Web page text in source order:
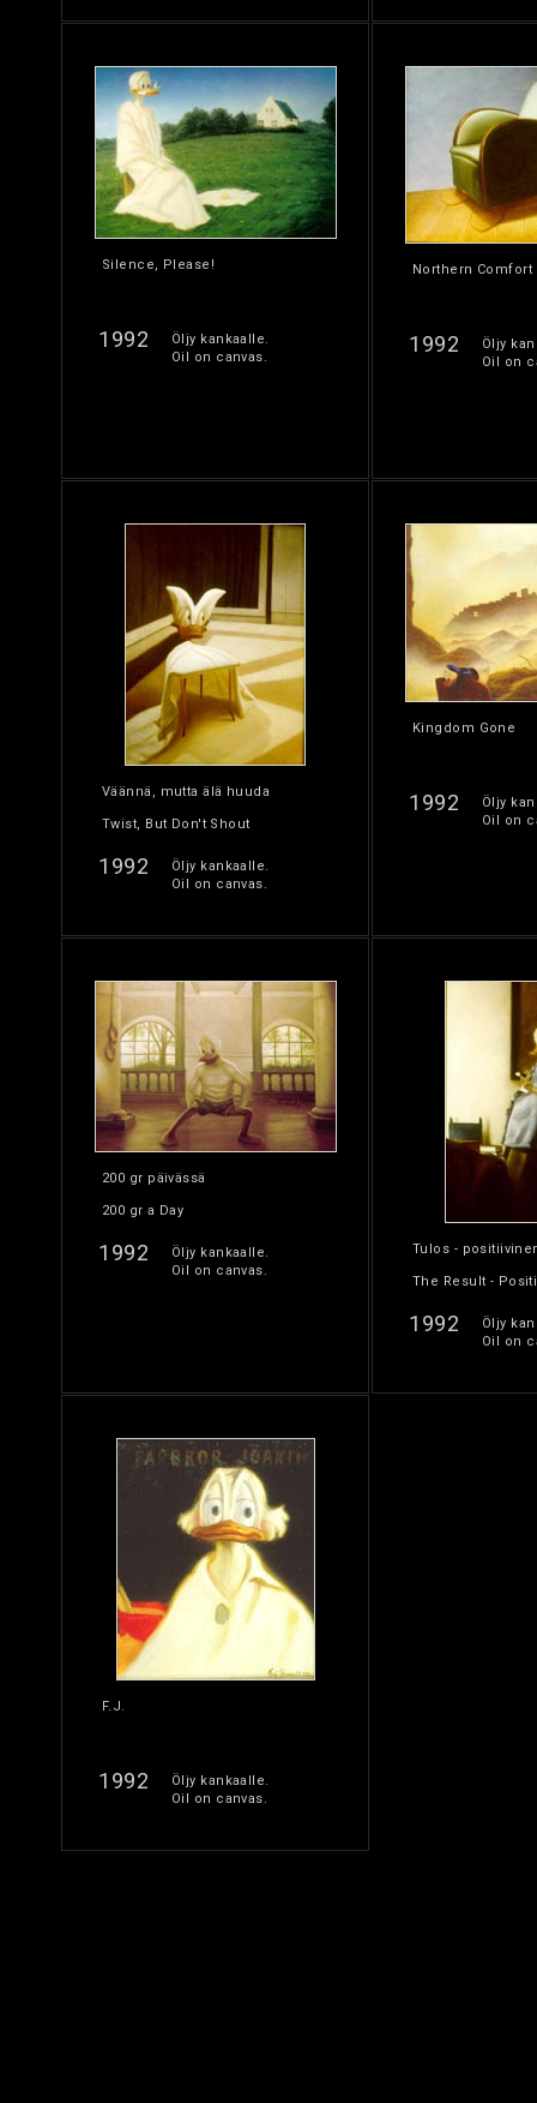
Silence, Please!
1992
Öljy kankaalle.
Oil on canvas.
Northern Comfort
1992
Öljy
Oil on
Väännä, mutta älä huuda
Twist, But Don't Shout
1992
Öljy kankaalle.
Oil on canvas.
Kingdom Gone
1992
Öljy
Oil on
200 gr päivässä
200 gr a Day
1992
Öljy kankaalle.
Oil on canvas.
Tulos -
The Result -
1992
Öljy
Oil on
F.J.
1992
Öljy kankaalle.
Oil on canvas.